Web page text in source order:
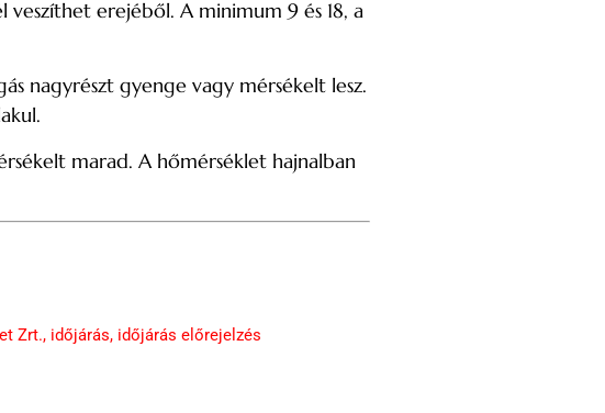
erejéből. A minimum 9 és 18, a
nagyrészt gyenge vagy mérsékelt lesz.
marad. A hőmérséklet hajnalban
Zrt., időjárás, időjárás előrejelzés